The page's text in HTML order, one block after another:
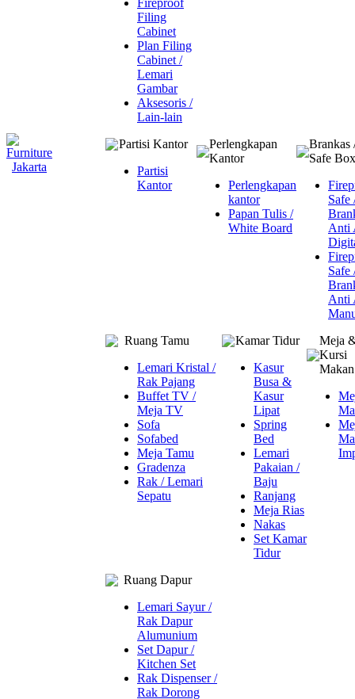
Filing
Cabinet
Plan Filing
Cabinet /
Lemari
Gambar
Aksesoris /
Lain-lain
Partisi Kantor
Partisi
Kantor
Perlengkapan
Kantor
Perlengkapan
kantor
Papan Tulis /
White Board
Brankas
Safe Box
Safe
Anti
Safe
Anti
Ruang Tamu
Lemari Kristal /
Rak Pajang
Buffet TV /
Meja TV
Sofa
Sofabed
Meja Tamu
Gradenza
Rak / Lemari
Sepatu
Kamar Tidur
Kasur
Busa &
Kasur
Lipat
Spring
Bed
Lemari
Pakaian /
Baju
Ranjang
Meja Rias
Nakas
Set Kamar
Tidur
Meja
Kursi
Makan
Ruang Dapur
Lemari Sayur /
Rak Dapur
Alumunium
Set Dapur /
Kitchen Set
Rak Dispenser /
Rak Dorong